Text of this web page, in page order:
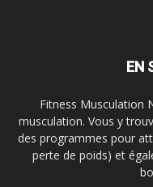
EN
Fitness Musculation
musculation. Vous y
des programmes pour
perte de poids) et